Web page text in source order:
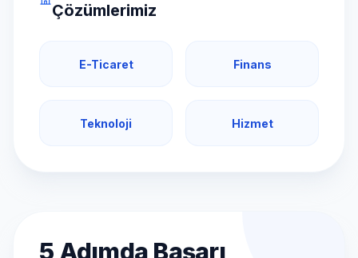
Çözümlerimiz
E-Ticaret Finans
Teknoloji Hizmet
5 Adımda Başarı